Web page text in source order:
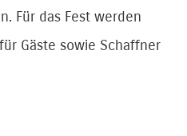
Für das Fest werden
Gäste sowie Schaffner